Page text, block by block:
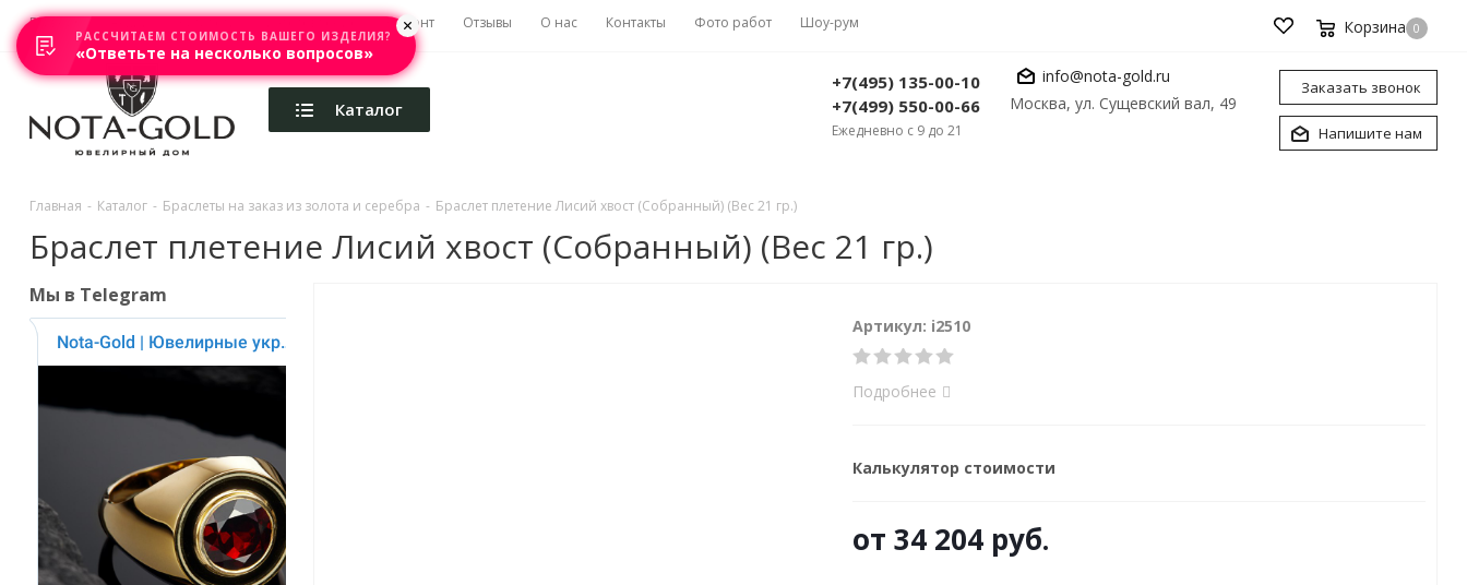
Главная Акции Каталоги Изготовление Ремонт Отзывы О нас Контакты Фото работ Шоу-рум Корзина 0
Каталог
+7(495) 135-00-10
+7(499) 550-00-66
Ежедневно с 9 до 21
info@nota-gold.ru
Москва, ул. Сущевский вал, 49
Заказать звонок
Напишите нам
Главная - Каталог - Браслеты на заказ из золота и серебра - Браслет плетение Лисий хвост (Собранный) (Вес 21 гр.)
Браслет плетение Лисий хвост (Собранный) (Вес 21 гр.)
Артикул: i2510
Подробнее
Калькулятор стоимости
от34 204 руб.
Мы в Telegram
РАССЧИТАЕМ СТОИМОСТЬ ВАШЕГО ИЗДЕЛИЯ?
«Ответьте на несколько вопросов»